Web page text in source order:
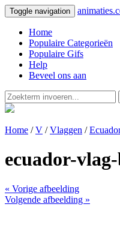
Toggle navigation
Home
Populaire Categorieën
Populaire Gifs
Help
Beveel ons aan
Home /V /Vlaggen /
ecuador-
« Vorige afbeelding
Volgende afbeelding »